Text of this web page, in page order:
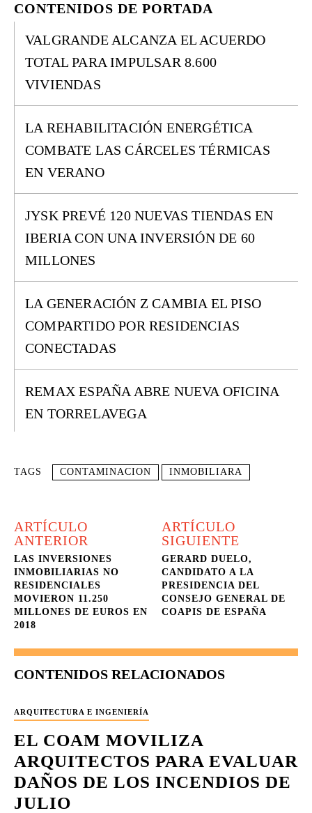
CONTENIDOS DE PORTADA
VALGRANDE ALCANZA EL ACUERDO
TOTAL PARA IMPULSAR 8.600
VIVIENDAS
LA REHABILITACIÓN ENERGÉTICA
COMBATE LAS CÁRCELES TÉRMICAS
EN VERANO
JYSK PREVÉ 120 NUEVAS TIENDAS EN
IBERIA CON UNA INVERSIÓN DE 60
MILLONES
LA GENERACIÓN Z CAMBIA EL PISO
COMPARTIDO POR RESIDENCIAS
CONECTADAS
REMAX ESPAÑA ABRE NUEVA OFICINA
EN TORRELAVEGA
TAGS CONTAMINACION INMOBILIARA
ARTÍCULO
ANTERIOR
LAS INVERSIONES
INMOBILIARIAS NO
RESIDENCIALES
MOVIERON 11.250
MILLONES DE EUROS EN
2018
ARTÍCULO
SIGUIENTE
GERARD DUELO,
CANDIDATO A LA
PRESIDENCIA DEL
CONSEJO GENERAL DE
COAPIS DE ESPAÑA
CONTENIDOS RELACIONADOS
ARQUITECTURA E INGENIERÍA
EL COAM MOVILIZA
ARQUITECTOS PARA EVALUAR
DAÑOS DE LOS INCENDIOS DE
JULIO